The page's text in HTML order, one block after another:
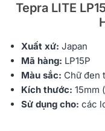
Tepra LITE
Xuất xứ: Japan
Mã hàng: LP15P
Màu sắc: Chữ đen
Kích thước: 15mm
Sử dụng cho: các